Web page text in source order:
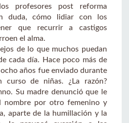
profesores post reforma
duda, cómo lidiar con los
que recurrir a castigos
el alma.
de lo que muchos puedan
cada día. Hace poco más de
años fue enviado durante
curso de niñas. ¿La razón?
Su madre denunció que le
nombre por otro femenino y
aparte de la humillación y la